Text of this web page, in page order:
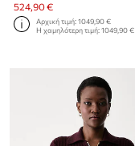
524,90 €
Αρχική τιμή:1049,90 €
Η χαμηλότερη τιμή:1049,90 €